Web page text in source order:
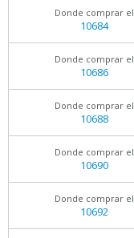
Donde comprar el
10684
Donde comprar el
10686
Donde comprar el
10688
Donde comprar el
10690
Donde comprar el
10692